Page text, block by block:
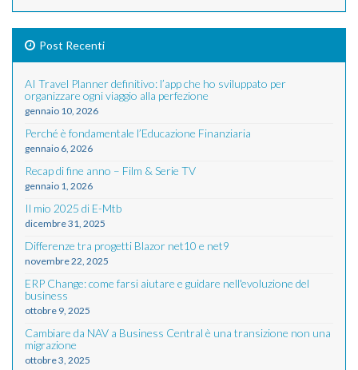
Post Recenti
AI Travel Planner definitivo: l’app che ho sviluppato per
organizzare ogni viaggio alla perfezione
gennaio 10, 2026
Perché è fondamentale l’Educazione Finanziaria
gennaio 6, 2026
Recap di fine anno – Film & Serie TV
gennaio 1, 2026
Il mio 2025 di E-Mtb
dicembre 31, 2025
Differenze tra progetti Blazor net10 e net9
novembre 22, 2025
ERP Change: come farsi aiutare e guidare nell'evoluzione del
business
ottobre 9, 2025
Cambiare da NAV a Business Central è una transizione non una
migrazione
ottobre 3, 2025